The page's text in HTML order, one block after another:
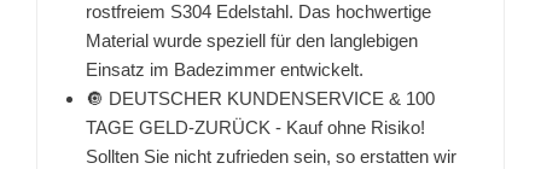
rostfreiem S304 Edelstahl. Das hochwertige
Material wurde speziell für den langlebigen
Einsatz im Badezimmer entwickelt.
🔘 DEUTSCHER KUNDENSERVICE & 100
TAGE GELD-ZURÜCK - Kauf ohne Risiko!
Sollten Sie nicht zufrieden sein, so erstatten wir